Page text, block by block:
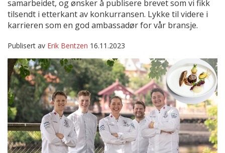
samarbeidet, og ønsker å publisere brevet som vi fikk
tilsendt i etterkant av konkurransen. Lykke til videre i
karrieren som en god ambassadør for vår bransje.
Publisert av Erik Bentzen 16.11.2023